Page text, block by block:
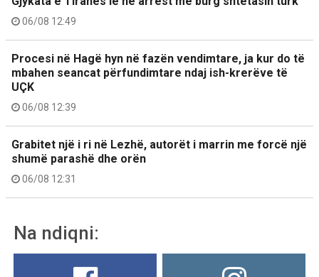
06/08 12:49
Procesi në Hagë hyn në fazën vendimtare, ja kur do të
mbahen seancat përfundimtare ndaj ish-krerëve të
UÇK
06/08 12:39
Grabitet një i ri në Lezhë, autorët i marrin me forcë një
shumë parashë dhe orën
06/08 12:31
Na ndiqni: